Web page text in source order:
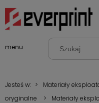
menu
Jesteś w: > Materiały
oryginalne
> Materiały